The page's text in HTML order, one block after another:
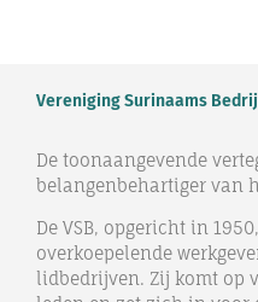
Vereniging Surinaams
De toonaangevende
belangenbehartiger van
De VSB, opgericht in
overkoepelende
lidbedrijven. Zij komt op